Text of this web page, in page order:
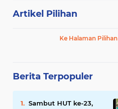
Artikel Pilihan
Ke Halaman Pilihan
Berita Terpopuler
Sambut HUT ke-23,